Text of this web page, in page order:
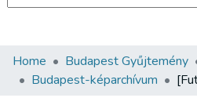
Communities & Collections
Home Budapest Gyűjtemény
Budapest-képarchívum